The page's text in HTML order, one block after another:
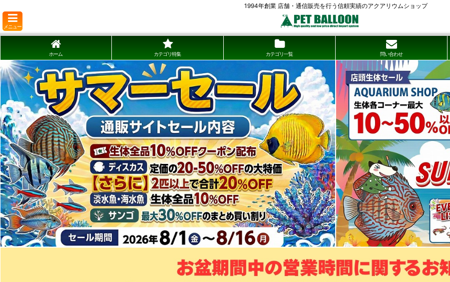
1994年創業 店舗・通信販売を行う信頼実績のアクアリウムショップ
メニュー
ホーム カテゴリ特集 カテゴリ一覧 問い合わせ